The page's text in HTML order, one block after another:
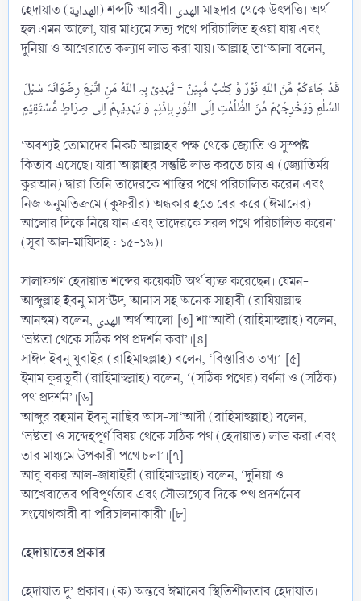
হেদায়াত (الهداية) শব্দটি আরবী। الهدى মাছদার থেকে উৎপত্তি। অর্থ
হল এমন আলো, যার মাধ্যমে সত্য পথে পরিচালিত হওয়া যায় এবং
দুনিয়া ও আখেরাতে কল্যাণ লাভ করা যায়। আল্লাহ তা‘আলা বলেন,
قَدۡ جَآءَکُمۡ مِّنَ اللّٰہِ نُوۡرٌ وَّ کِتٰبٌ مُّبِیۡنٌ - یَّہۡدِیۡ بِہِ اللّٰہُ مَنِ اتَّبَعَ رِضۡوَانَہٗ سُبُلَ
‘অবশ্যই তোমাদের নিকট আল্লাহর পক্ষ থেকে জ্যোতি ও সুস্পষ্ট
কিতাব এসেছে। যারা আল্লাহর সন্তুষ্টি লাভ করতে চায় এ (জ্যোতির্ময়
কুরআন) দ্বারা তিনি তাদেরকে শান্তির পথে পরিচালিত করেন এবং
নিজ অনুমতিক্রমে (কুফরীর) অন্ধকার হতে বের করে (ঈমানের)
আলোর দিকে নিয়ে যান এবং তাদেরকে সরল পথে পরিচালিত করেন’
(সূরা আল-মায়িদাহ : ১৫-১৬)।
সালাফগণ হেদায়াত শব্দের কয়েকটি অর্থ ব্যক্ত করেছেন। যেমন-
আব্দুল্লাহ ইবনু মাস‘ঊদ, আনাস সহ অনেক সাহাবী (রাযিয়াল্লাহু
আনহুম) বলেন, الهدى অর্থ আলো।[৩] শা‘আবী (রাহিমাহুল্লাহ) বলেন,
‘ভ্রষ্টতা থেকে সঠিক পথ প্রদর্শন করা’।[৪]
সাঈদ ইবনু যুবাইর (রাহিমাহুল্লাহ) বলেন, ‘বিস্তারিত তথ্য’।[৫]
ইমাম কুরতুবী (রাহিমাহুল্লাহ) বলেন, ‘(সঠিক পথের) বর্ণনা ও (সঠিক)
পথ প্রদর্শন’।[৬]
আব্দুর রহমান ইবনু নাছির আস-সা‘আদী (রাহিমাহুল্লাহ) বলেন,
‘ভ্রষ্টতা ও সন্দেহপূর্ণ বিষয় থেকে সঠিক পথ (হেদায়াত) লাভ করা এবং
তার মাধ্যমে উপকারী পথে চলা’।[৭]
আবূ বকর আল-জাযাইরী (রাহিমাহুল্লাহ) বলেন, ‘দুনিয়া ও
আখেরাতের পরিপূর্ণতার এবং সৌভাগ্যের দিকে পথ প্রদর্শনের
সংযোগকারী বা পরিচালনাকারী’।[৮]
হেদায়াতের প্রকার
হেদায়াত দু’ প্রকার। (ক) অন্তরে ঈমানের স্থিতিশীলতার হেদায়াত।